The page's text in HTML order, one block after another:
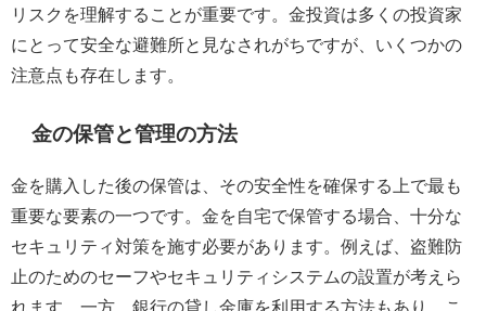
リスクを理解することが重要です。金投資は多くの投資家
にとって安全な避難所と見なされがちですが、いくつかの
注意点も存在します。
金の保管と管理の方法
金を購入した後の保管は、その安全性を確保する上で最も
重要な要素の一つです。金を自宅で保管する場合、十分な
セキュリティ対策を施す必要があります。例えば、盗難防
止のためのセーフやセキュリティシステムの設置が考えら
れます。一方、銀行の貸し金庫を利用する方法もあり、こ